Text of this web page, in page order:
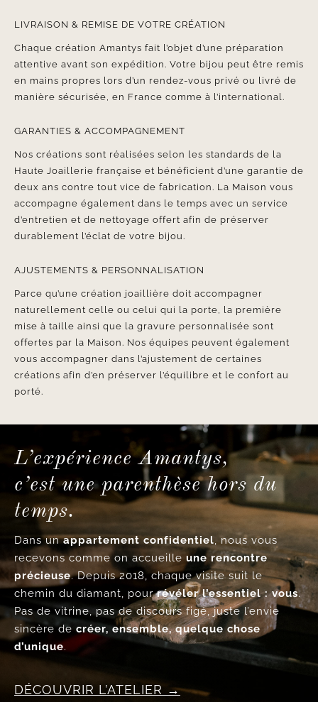
LIVRAISON & REMISE DE VOTRE CRÉATION
Chaque création Amantys fait l’objet d’une préparation
attentive avant son expédition. Votre bijou peut être remis
en mains propres lors d’un rendez-vous privé ou livré de
manière sécurisée, en France comme à l’international.
GARANTIES & ACCOMPAGNEMENT
Nos créations sont réalisées selon les standards de la
Haute Joaillerie française et bénéficient d’une garantie de
deux ans contre tout vice de fabrication. La Maison vous
accompagne également dans le temps avec un service
d’entretien et de nettoyage offert afin de préserver
durablement l’éclat de votre bijou.
AJUSTEMENTS & PERSONNALISATION
Parce qu’une création joaillière doit accompagner
naturellement celle ou celui qui la porte, la première
mise à taille ainsi que la gravure personnalisée sont
offertes par la Maison. Nos équipes peuvent également
vous accompagner dans l’ajustement de certaines
créations afin d’en préserver l’équilibre et le confort au
porté.
L’expérience Amantys,
c’est une parenthèse hors du
temps.
Dans unappartement confidentiel, nous vous
recevons comme on accueille une rencontre
précieuse. Depuis 2018, chaque visite suit le
chemin du diamant, pourrévéler l’essentiel : vous.
Pas de vitrine, pas de discours figé, juste l’envie
sincère de créer, ensemble, quelque chose
d’unique.
DÉCOUVRIR L’ATELIER